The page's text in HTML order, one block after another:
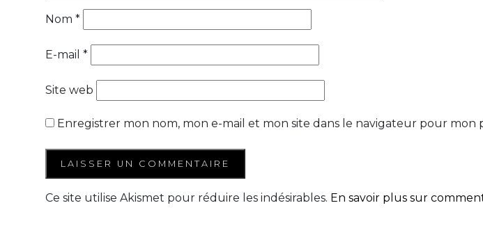
Nom *
E-mail *
Site web
Enregistrer mon nom, mon e-mail et mon site dans le navigateur pour mon
Ce site utilise Akismet pour réduire les indésirables. En savoir plus sur